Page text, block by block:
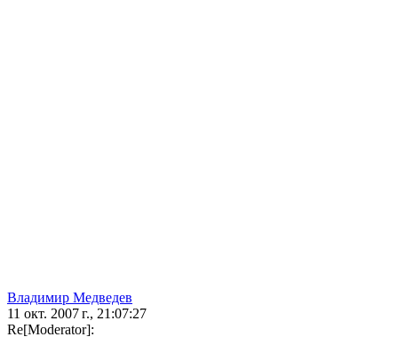
Владимир Медведев
11 окт. 2007 г., 21:07:27
Re[Moderator]: